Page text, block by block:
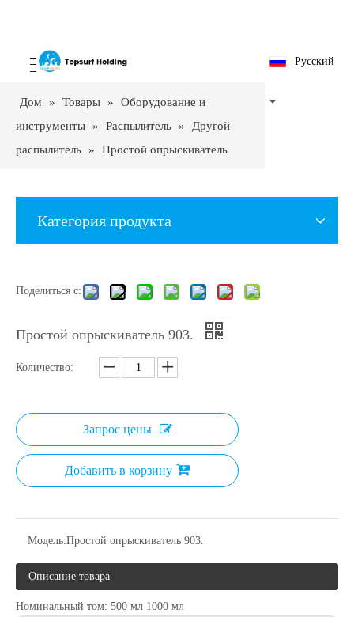
Pусский
Дом » Товары »
Оборудование и
инструменты » Распылитель »
Другой
распылитель »
Простой опрыскиватель
Категория продукта
Поделиться с:
Простой опрыскиватель 903.
Количество:
Запрос цены
Добавить в корзину
Модель:Простой опрыскиватель 903.
Описание товара
Номинальный том: 500 мл 1000 мл